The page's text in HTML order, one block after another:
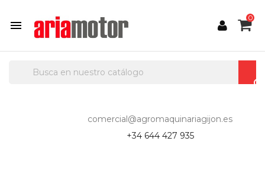

0
comercial@agromaquinariagijon.es
+34 644 427 935